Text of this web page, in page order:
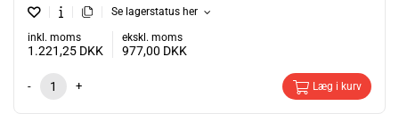
Se lagerstatus her
inkl. moms
1.221,25 DKK
ekskl. moms
977,00 DKK
- + Læg i kurv